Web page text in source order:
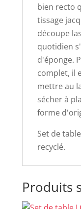
bien recto
tissage
découpe
quotidien
d'éponge.
complet, il
mettre au
sécher à
forme
Set de
recyclé.
Produits